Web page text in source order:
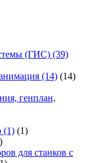
(ГИС) (39)
(14) (14)
генплан,
(1) (1)
для станков с